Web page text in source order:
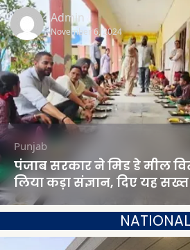
Admin
November 6, 2024
Punjab
पंजाब सरकार ने मिड डे मील
लिया कड़ा संज्ञान, दिए यह
NATIONAL